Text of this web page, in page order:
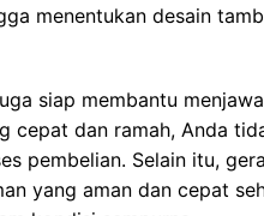
menentukan desain
siap membantu
cepat dan ramah, Anda
pembelian. Selain itu,
yang aman dan cepat